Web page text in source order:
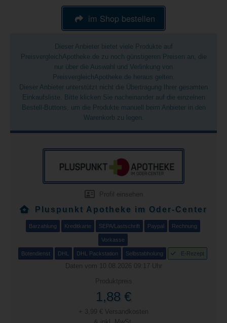
im Shop bestellen
Dieser Anbieter bietet viele Produkte auf
PreisvergleichApotheke.de zu noch günstigeren Preisen an, die
nur über die Auswahl und Verlinkung von
PreisvergleichApotheke.de heraus gelten.
Dieser Anbieter unterstützt nicht die Übertragung Ihrer gesamten
Einkaufsliste. Bitte klicken Sie nacheinander auf die einzelnen
Bestell-Buttons, um die Produkte manuell beim Anbieter in den
Warenkorb zu legen.
Profil einsehen
Pluspunkt Apotheke im Oder-Center
Barzahlung Kreditkarte SEPA/Lastschrift Paypal Rechnung
Vorkasse
Botendienst DHL DHL Packstation Selbstabholung E-Rezept
Daten vom 10.08.2026 09:17 Uhr
Produktpreis
1,88 €
+ 3,99 € Versandkosten